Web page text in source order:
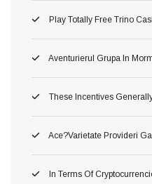
Play Totally Free Trino
Aventurierul Grupa In
These Incentives
Ace?varietate Provideri
In Terms Of